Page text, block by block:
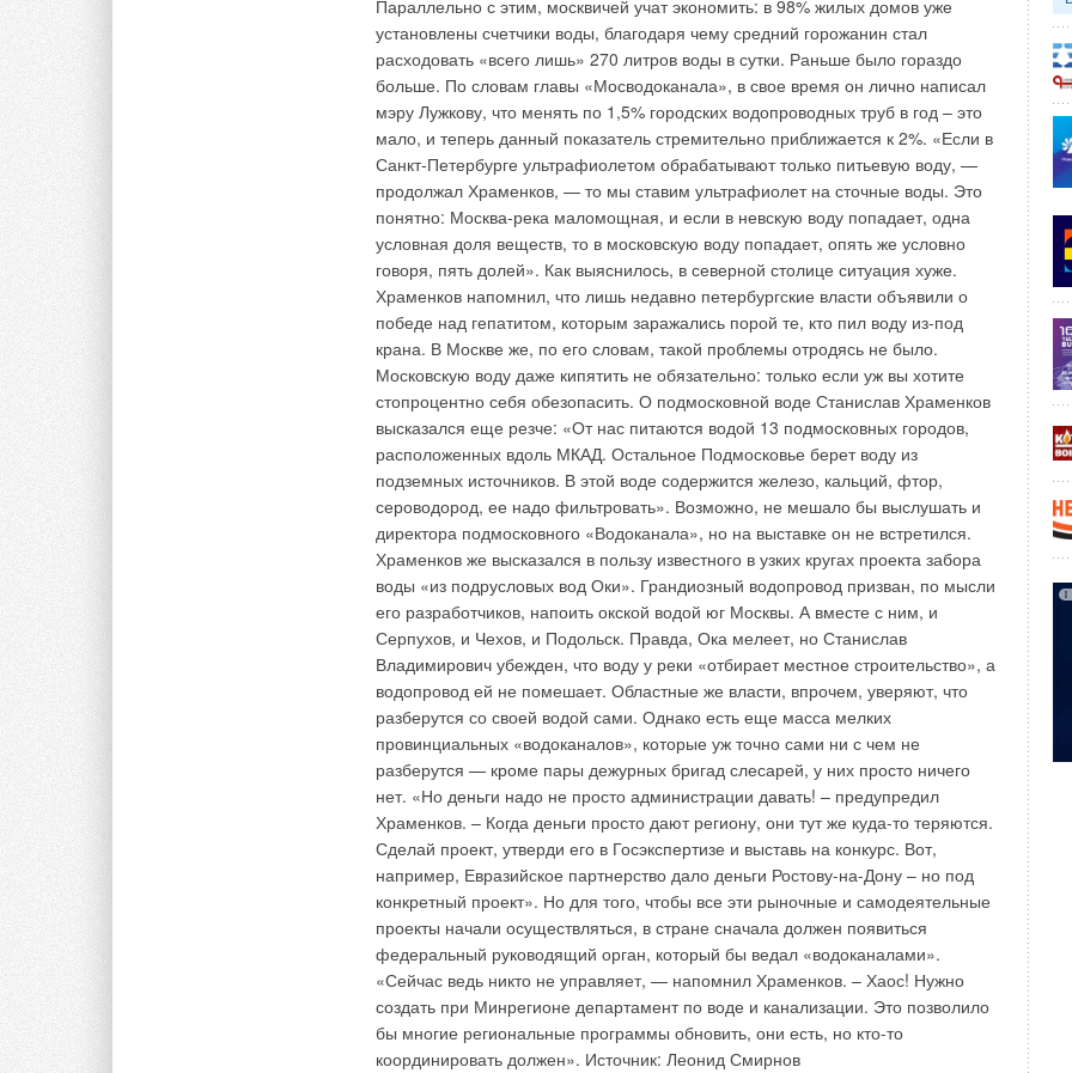
Параллельно с этим, москвичей учат экономить: в 98% жилых домов уже
установлены счетчики воды, благодаря чему средний горожанин стал
расходовать «всего лишь» 270 литров воды в сутки. Раньше было гораздо
больше. По словам главы «Мосводоканала», в свое время он лично написал
мэру Лужкову, что менять по 1,5% городских водопроводных труб в год – это
мало, и теперь данный показатель стремительно приближается к 2%. «Если в
Санкт-Петербурге ультрафиолетом обрабатывают только питьевую воду, —
продолжал Храменков, — то мы ставим ультрафиолет на сточные воды. Это
понятно: Москва-река маломощная, и если в невскую воду попадает, одна
условная доля веществ, то в московскую воду попадает, опять же условно
говоря, пять долей». Как выяснилось, в северной столице ситуация хуже.
Храменков напомнил, что лишь недавно петербургские власти объявили о
победе над гепатитом, которым заражались порой те, кто пил воду из-под
крана. В Москве же, по его словам, такой проблемы отродясь не было.
Московскую воду даже кипятить не обязательно: только если уж вы хотите
стопроцентно себя обезопасить. О подмосковной воде Станислав Храменков
высказался еще резче: «От нас питаются водой 13 подмосковных городов,
расположенных вдоль МКАД. Остальное Подмосковье берет воду из
подземных источников. В этой воде содержится железо, кальций, фтор,
сероводород, ее надо фильтровать». Возможно, не мешало бы выслушать и
директора подмосковного «Водоканала», но на выставке он не встретился.
Храменков же высказался в пользу известного в узких кругах проекта забора
воды «из подрусловых вод Оки». Грандиозный водопровод призван, по мысли
его разработчиков, напоить окской водой юг Москвы. А вместе с ним, и
Серпухов, и Чехов, и Подольск. Правда, Ока мелеет, но Станислав
Владимирович убежден, что воду у реки «отбирает местное строительство», а
водопровод ей не помешает. Областные же власти, впрочем, уверяют, что
разберутся со своей водой сами. Однако есть еще масса мелких
провинциальных «водоканалов», которые уж точно сами ни с чем не
разберутся — кроме пары дежурных бригад слесарей, у них просто ничего
нет. «Но деньги надо не просто администрации давать! – предупредил
Храменков. – Когда деньги просто дают региону, они тут же куда-то теряются.
Сделай проект, утверди его в Госэкспертизе и выставь на конкурс. Вот,
например, Евразийское партнерство дало деньги Ростову-на-Дону – но под
конкретный проект». Но для того, чтобы все эти рыночные и самодеятельные
проекты начали осуществляться, в стране сначала должен появиться
федеральный руководящий орган, который бы ведал «водоканалами».
«Сейчас ведь никто не управляет, — напомнил Храменков. – Хаос! Нужно
создать при Минрегионе департамент по воде и канализации. Это позволило
бы многие региональные программы обновить, они есть, но кто-то
координировать должен». Источник: Леонид Смирнов